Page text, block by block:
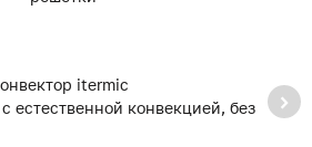
itermic
естественной конвекцией, без